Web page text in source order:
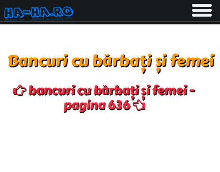
Toggle
Bancuri cu bărbați și femei
bancuri cu bărbați și femei -
pagina 636